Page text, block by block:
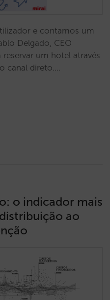
e contamos um
Delgado, CEO
um hotel através
canal direto.…
o indicador mais
ao